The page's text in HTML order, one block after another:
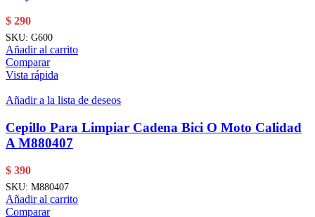
$ 290
SKU: G600
Añadir al carrito
Comparar
Vista rápida
Añadir a la lista de deseos
Cepillo Para Limpiar Cadena Bici O Moto Calidad
A M880407
$ 390
SKU: M880407
Añadir al carrito
Comparar